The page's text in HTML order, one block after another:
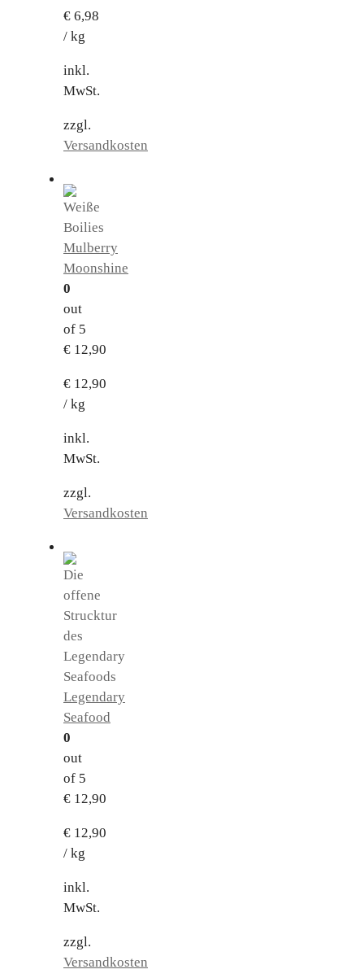
€ 6,98
/ kg
inkl.
MwSt.
zzgl.
Versandkosten
Mulberry
Moonshine
0
out
of 5
€ 12,90
€ 12,90
/ kg
inkl.
MwSt.
zzgl.
Versandkosten
Legendary
Seafood
0
out
of 5
€ 12,90
€ 12,90
/ kg
inkl.
MwSt.
zzgl.
Versandkosten